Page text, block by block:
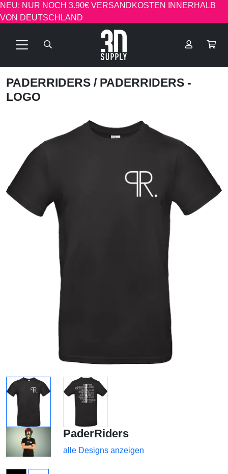
NEU: NUR NOCH 3.90€ VERSANDKOSTEN INNERHALB
VON DEUTSCHLAND
PADERRIDERS / PADERRIDERS -
LOGO
PaderRiders
alle Designs anzeigen